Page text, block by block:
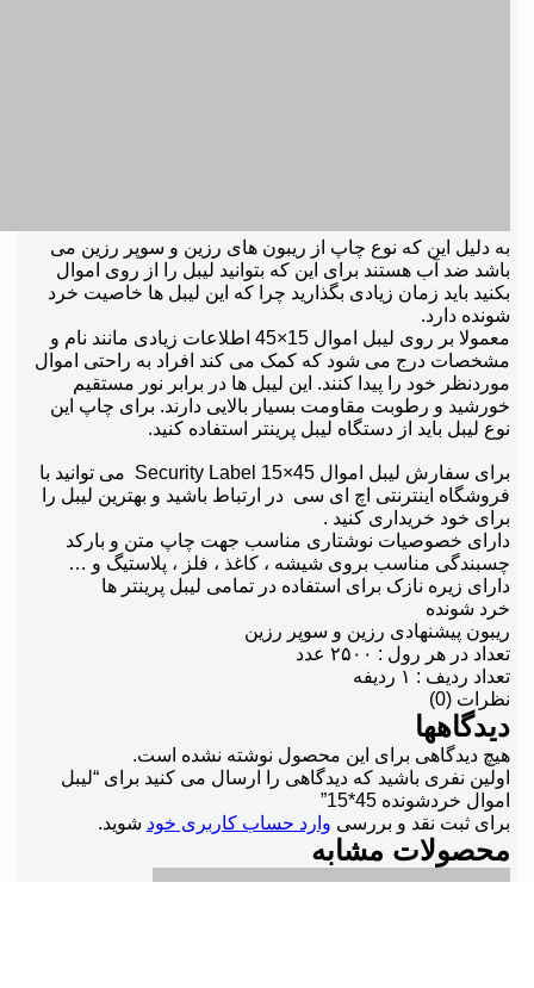
به دلیل این که نوع چاپ از ریبون های رزین و سوپر رزین می
باشد ضد آب هستند برای این که بتوانید لیبل را از روی اموال
بکنید باید زمان زیادی بگذارید چرا که این لیبل ها خاصیت خرد
شونده دارد.
معمولا بر روی لیبل اموال 15×45 اطلاعات زیادی مانند نام و
مشخصات درج می شود که کمک می کند افراد به راحتی اموال
موردنظر خود را پیدا کنند. این لیبل ها در برابر نور مستقیم
خورشید و رطوبت مقاومت بسیار بالایی دارند. برای چاپ این
نوع لیبل باید از دستگاه لیبل پرینتر استفاده کنید.
برای سفارش لیبل اموال Security Label 15×45 می توانید با
فروشگاه اینترنتی اچ ای سی در ارتباط باشید و بهترین لیبل را
برای خود خریداری کنید .
دارای خصوصیات نوشتاری مناسب جهت چاپ متن و بارکد
چسبندگی مناسب بروی شیشه ، کاغذ ، فلز ، پلاستیگ و …
دارای زیره نازک برای استفاده در تمامی لیبل پرینتر ها
خرد شونده
ریبون پیشنهادی رزین و سوپر رزین
تعداد در هر رول : ۲۵۰۰ عدد
تعداد ردیف : ۱ ردیفه
نظرات (0)
دیدگاهها
هیچ دیدگاهی برای این محصول نوشته نشده است.
اولین نفری باشید که دیدگاهی را ارسال می کنید برای “لیبل
اموال خردشونده 45*15”
برای ثبت نقد و بررسی وارد حساب کاربری خود شوید.
محصولات مشابه